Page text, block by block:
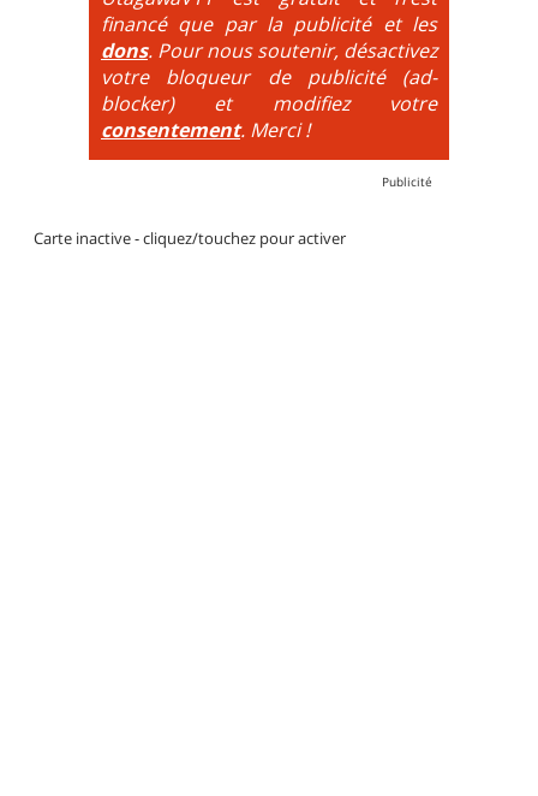
financé que par la publicité et les
dons. Pour nous soutenir, désactivez
votre bloqueur de publicité (ad-
blocker) et modifiez votre
consentement. Merci !